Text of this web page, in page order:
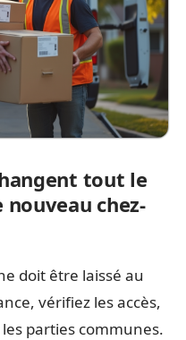
tout le
chez-
doit être laissé au
vérifiez les accès,
parties communes.